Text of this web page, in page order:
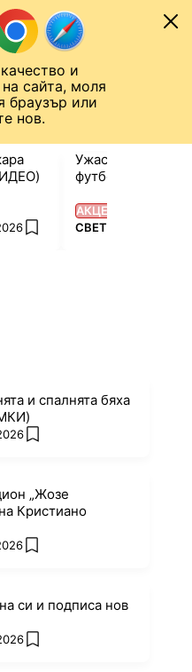
и
сайта, моля
браузър или
нов.
add favorites
Ужасяваща
футболист и
АКЦЕНТИ
ПОВЕЧЕ ОТ
СВЕТОВЕН ФУТБОЛ
slide
и спалнята бяха
add favorites
„Жозе
Кристиано
add favorites
си и подписа нов
add favorites